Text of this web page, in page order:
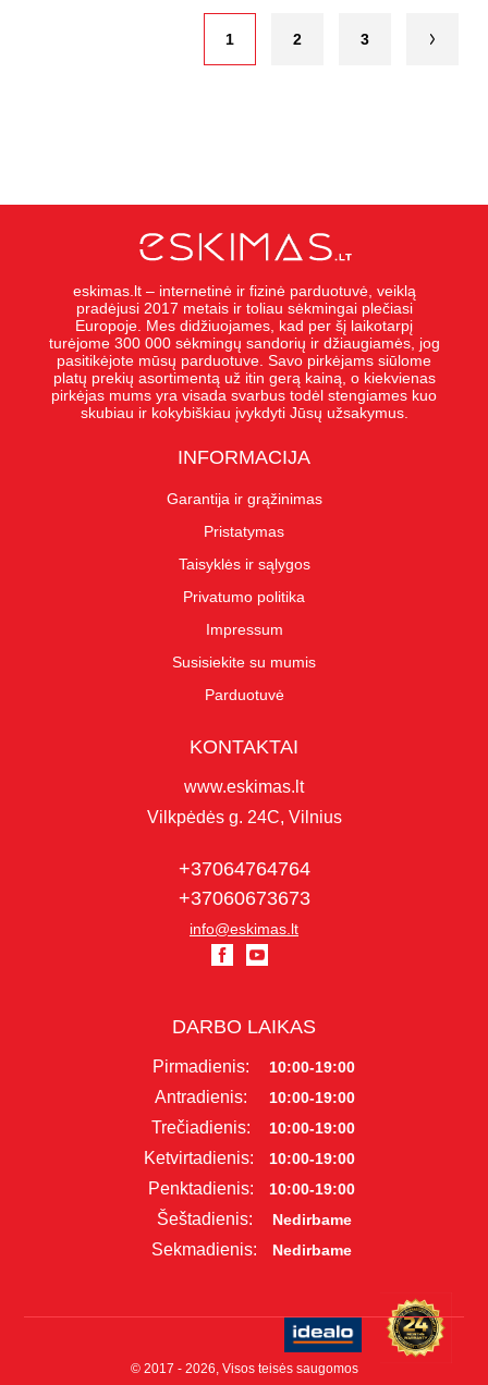
1 2 3
eskimas.lt – internetinė ir fizinė parduotuvė, veiklą
pradėjusi 2017 metais ir toliau sėkmingai plečiasi
Europoje. Mes didžiuojames, kad per šį laikotarpį
turėjome 300 000 sėkmingų sandorių ir džiaugiamės, jog
pasitikėjote mūsų parduotuve. Savo pirkėjams siūlome
platų prekių asortimentą už itin gerą kainą, o kiekvienas
pirkėjas mums yra visada svarbus todėl stengiames kuo
skubiau ir kokybiškiau įvykdyti Jūsų užsakymus.
INFORMACIJA
Garantija ir grąžinimas
Pristatymas
Taisyklės ir sąlygos
Privatumo politika
Impressum
Susisiekite su mumis
Parduotuvė
KONTAKTAI
www.eskimas.lt
Vilkpėdės g. 24C, Vilnius
+37064764764
+37060673673
info@eskimas.lt
DARBO LAIKAS
Pirmadienis: 10:00-19:00
Antradienis: 10:00-19:00
Trečiadienis: 10:00-19:00
Ketvirtadienis: 10:00-19:00
Penktadienis: 10:00-19:00
Šeštadienis: Nedirbame
Sekmadienis: Nedirbame
© 2017 - 2026, Visos teisės saugomos